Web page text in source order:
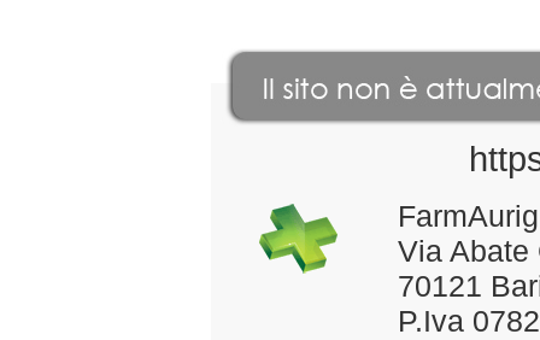
Via Abate
70121
P.Iva